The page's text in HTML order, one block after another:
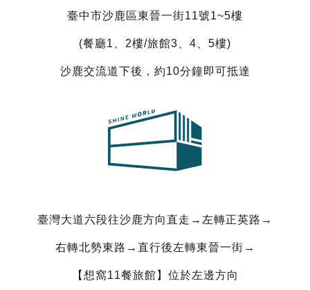
臺中市沙鹿區東晉一街11號1~5樓
(餐廳1、2樓/旅館3、4、5樓)
沙鹿交流道下後，約10分鐘即可抵達
臺灣大道六段往沙鹿方向直走→左轉正英路→
右轉北勢東路→直行後左轉東晉一街→
【想窩11餐旅館】位於左邊方向